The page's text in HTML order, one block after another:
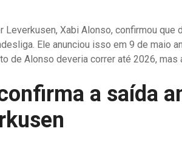
Leverkusen, Xabi Alonso, confirmou que
Ele anunciou isso em 9 de maio
de Alonso deveria correr até 2026, mas
a saída